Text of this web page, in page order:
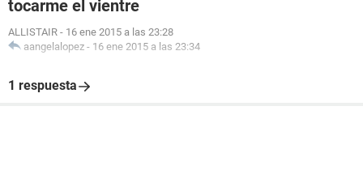
tocarme el vientre
ALLISTAIR - 16 ene 2015 a las 23:28
aangelalopez - 16 ene 2015 a las 23:34
1 respuesta